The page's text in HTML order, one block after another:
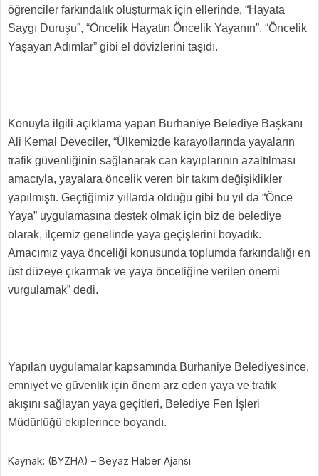
öğrenciler farkındalık oluşturmak için ellerinde, “Hayata
Saygı Duruşu”, “Öncelik Hayatın Öncelik Yayanın”, “Öncelik
Yaşayan Adımlar” gibi el dövizlerini taşıdı.
Konuyla ilgili açıklama yapan Burhaniye Belediye Başkanı
Ali Kemal Deveciler, “Ülkemizde karayollarında yayaların
trafik güvenliğinin sağlanarak can kayıplarının azaltılması
amacıyla, yayalara öncelik veren bir takım değişiklikler
yapılmıştı. Geçtiğimiz yıllarda olduğu gibi bu yıl da “Önce
Yaya” uygulamasına destek olmak için biz de belediye
olarak, ilçemiz genelinde yaya geçişlerini boyadık.
Amacımız yaya önceliği konusunda toplumda farkındalığı en
üst düzeye çıkarmak ve yaya önceliğine verilen önemi
vurgulamak” dedi.
Yapılan uygulamalar kapsamında Burhaniye Belediyesince,
emniyet ve güvenlik için önem arz eden yaya ve trafik
akışını sağlayan yaya geçitleri, Belediye Fen İşleri
Müdürlüğü ekiplerince boyandı.
Kaynak: (BYZHA) – Beyaz Haber Ajansı